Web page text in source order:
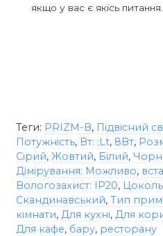
якщо у вас є якісь питання.
Теги: PRIZM-B, Підвісний
Потужність, Вт: ;Lt, 8Вт,
Сірий, Жовтий, Білий,
Дімірування: Можливо,
Вологозахист: IP20,
Скандинавський, Тип
кімнати, Для кухні, Для
Для кафе, бару, ресторану